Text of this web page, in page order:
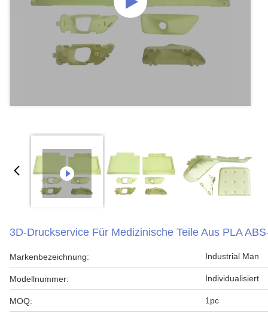
3D-Druckservice Für Medizinische Teile Aus PLA
Markenbezeichnung: Industrial Man
Modellnummer: Individualisiert
MOQ: 1pc